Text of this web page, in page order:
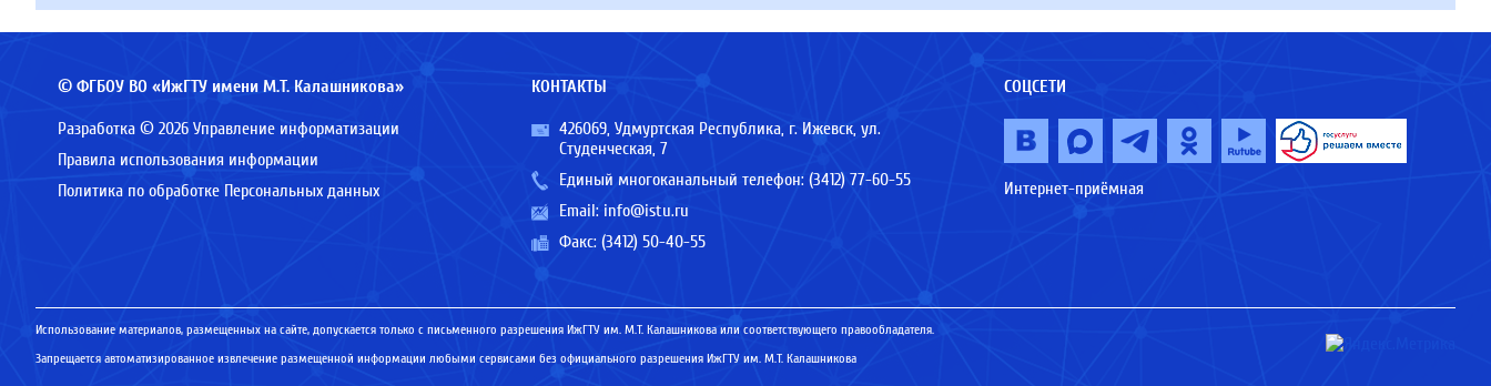
© ФГБОУ ВО «ИжГТУ имени М.Т. Калашникова»
Разработка © 2026 Управление информатизации
Правила использования информации
Политика по обработке Персональных данных
КОНТАКТЫ
426069, Удмуртская Республика, г. Ижевск, ул.
Студенческая, 7
Единый многоканальный телефон: (3412) 77-60-55
Email: info@istu.ru
Факс: (3412) 50-40-55
СОЦСЕТИ
Интернет-приёмная
Использование материалов, размещенных на сайте, допускается только с письменного разрешения ИжГТУ им. М.Т. Калашникова или соответствующего правообладателя.
Запрещается автоматизированное извлечение размещенной информации любыми сервисами без официального разрешения ИжГТУ им. М.Т. Калашникова